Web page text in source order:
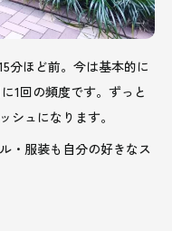
分ほど前。今は基本的に
1回の頻度です。ずっと
シュになります。
・服装も自分の好きなス